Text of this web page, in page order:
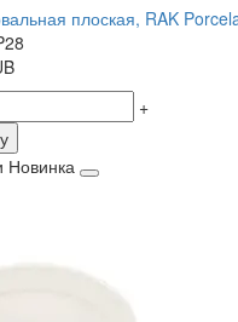
плоская, RAK
+
Новинка